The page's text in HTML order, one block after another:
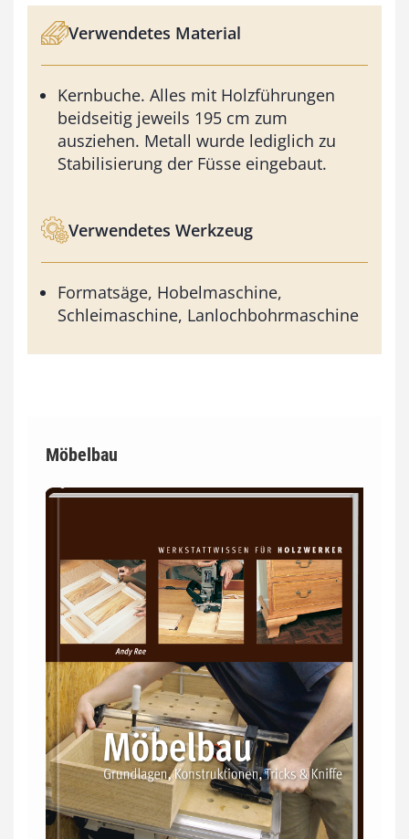
Verwendetes Material
Kernbuche. Alles mit Holzführungen
beidseitig jeweils 195 cm zum
ausziehen. Metall wurde lediglich zu
Stabilisierung der Füsse eingebaut.
Verwendetes Werkzeug
Formatsäge, Hobelmaschine,
Schleimaschine, Lanlochbohrmaschine
Möbelbau